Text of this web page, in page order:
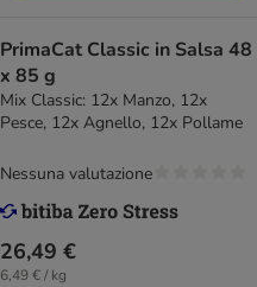
PrimaCat Classic in Salsa 48
x 85 g
Mix Classic: 12x Manzo, 12x
Pesce, 12x Agnello, 12x Pollame
26,49 €
6,49 € / kg
Nessuna valutazione